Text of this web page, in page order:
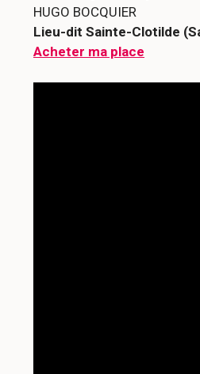
HUGO BOCQUIER
Lieu-dit Sainte-Clotilde
Acheter ma place